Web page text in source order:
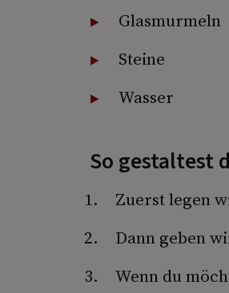
Glasmurmeln
Steine
Wasser
So gestaltest
Zuerst legen
Dann geben
Wenn du